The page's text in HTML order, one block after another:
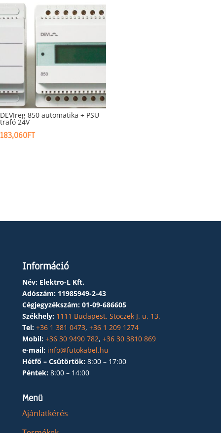
DEVIreg 850 automatika + PSU
trafó 24V
183,060FT
Információ
Név: Elektro-L Kft.
Adószám: 11985949-2-43
Cégjegyzékszám: 01-09-686605
Székhely: 1111 Budapest, Stoczek J. u. 13.
Tel: +36 1 381 0473, +36 1 209 1274
Mobil: +36 30 9490 782, +36 30 3810 869
e-mail: info@futokabel.hu
Hétfő – Csütörtök: 8:00 – 17:00
Péntek: 8:00 – 14:00
Menü
Ajánlatkérés